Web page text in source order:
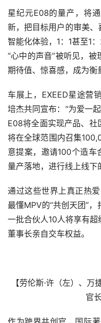
星纪元E08的量产，将
新，把目标用户的审美、
智能化体验，1：1甚至1
“心中的声音”被听见，被
期待值、惊喜感，成为衡
车展上，EXEED星途营
培杰共同宣布：“为爱一
E08将全面实现产品、社
将在全球范围内召集
意提案，邀请100个造车
量产落地，进行线上线下
通过这些世界上真正热
最懂MPV的“共创天团”
一批合伙人10人将享有
董事长亲自交车权益。
【劳伦斯·许（左）、
官